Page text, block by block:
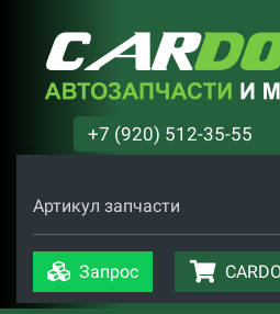
+7 (920) 512-35-55
Артикул запчасти
Запрос